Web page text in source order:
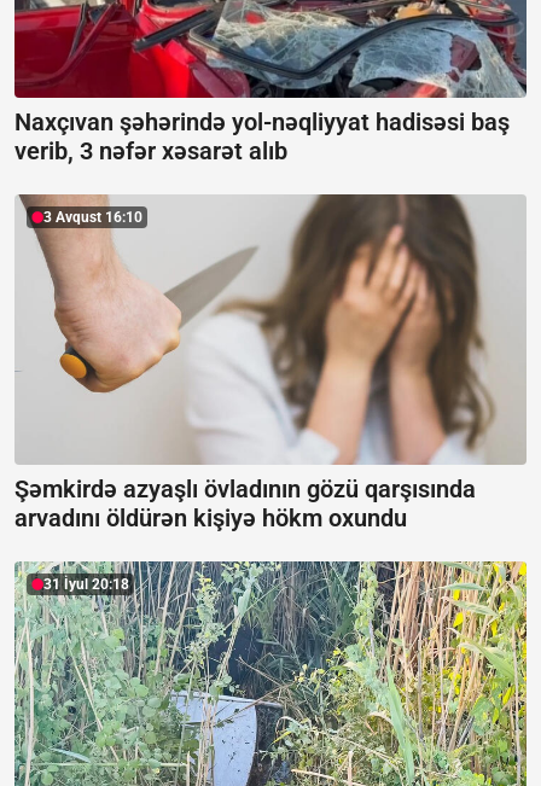
Naxçıvan şəhərində yol-nəqliyyat hadisəsi baş
verib, 3 nəfər xəsarət alıb
3 Avqust 16:10
Şəmkirdə azyaşlı övladının gözü qarşısında
arvadını öldürən kişiyə hökm oxundu
31 İyul 20:18